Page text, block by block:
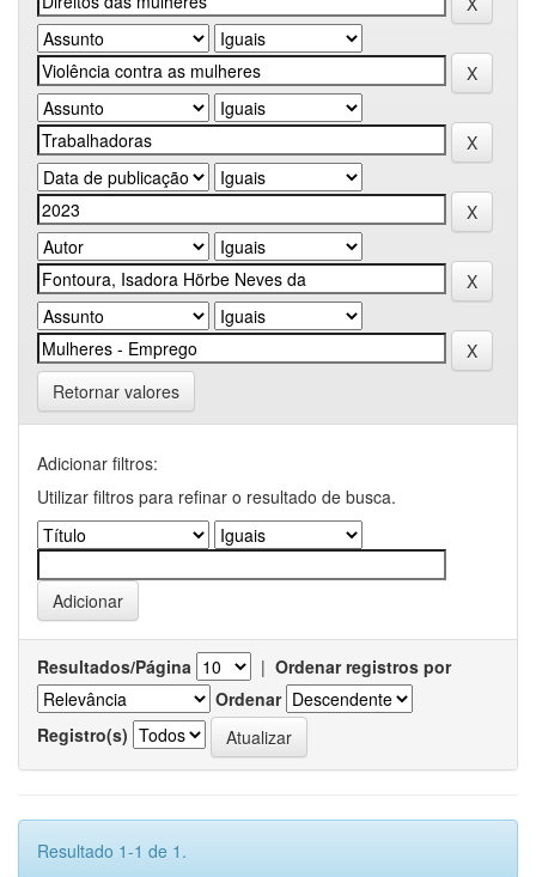
Retornar valores
Adicionar filtros:
Utilizar filtros para refinar o resultado de busca.
Resultados/Página | Ordenar registros por
Ordenar
Registro(s)
Resultado 1-1 de 1.